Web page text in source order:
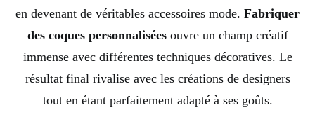
en devenant de véritables accessoires mode. Fabriquer
des coques personnaliséesouvre un champ créatif
immense avec différentes techniques décoratives. Le
résultat final rivalise avec les créations de designers
tout en étant parfaitement adapté à ses goûts.